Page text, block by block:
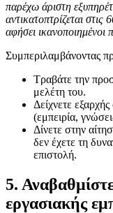
παρέχω άριστη
αντικατοπτρίζεται στις
αφήσει ικανοποιημένοι
Συμπεριλαμβάνοντας
Τραβάτε την
μελέτη του.
Δείχνετε
(εμπειρία,
Δίνετε στην
δεν έχετε τη
επιστολή.
5.
εργασιακής